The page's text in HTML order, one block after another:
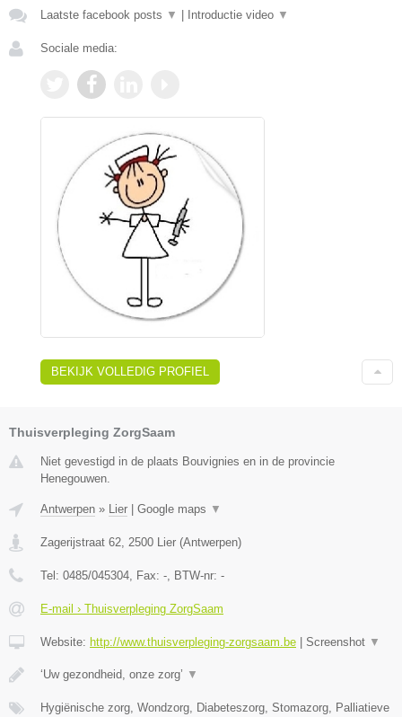
Laatste facebook posts ▼ Introductie video ▼
Sociale media:
BEKIJK VOLLEDIG PROFIEL
Thuisverpleging ZorgSaam
Niet gevestigd in de plaats Bouvignies en in de provincie
Henegouwen.
Antwerpen » Lier Google maps ▼
Zagerijstraat 62, 2500 Lier (Antwerpen)
Tel: 0485/045304, Fax: -, BTW-nr: -
E-mail › Thuisverpleging ZorgSaam
Website: http://www.thuisverpleging-zorgsaam.be Screenshot ▼
‘Uw gezondheid, onze zorg’ ▼
Hygiënische zorg, Wondzorg, Diabeteszorg, Stomazorg, Palliatieve